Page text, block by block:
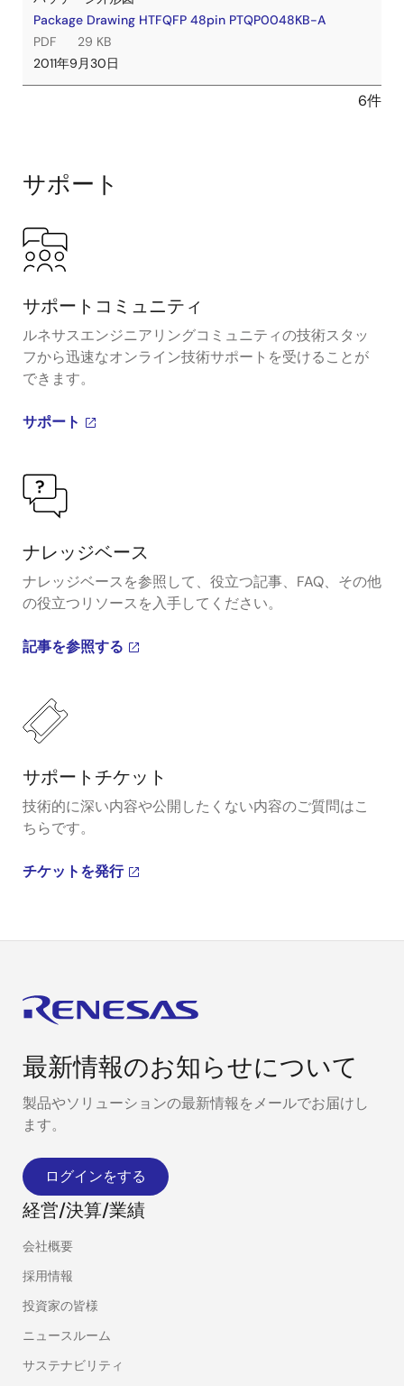
Package Drawing HTFQFP 48pin PTQP0048KB-A
PDF
29 KB
2011年9月30日
6件
サポート
サポートコミュニティ
ルネサスエンジニアリングコミュニティの技術スタッ
フから迅速なオンライン技術サポートを受けることが
できます。
サポート
ナレッジベース
ナレッジベースを参照して、役立つ記事、FAQ、その他
の役立つリソースを入手してください。
記事を参照する
サポートチケット
技術的に深い内容や公開したくない内容のご質問はこ
ちらです。
チケットを発行
最新情報のお知らせについて
製品やソリューションの最新情報をメールでお届けし
ます。
ログインをする
経営/決算/業績
会社概要
採用情報
投資家の皆様
ニュースルーム
サステナビリティ